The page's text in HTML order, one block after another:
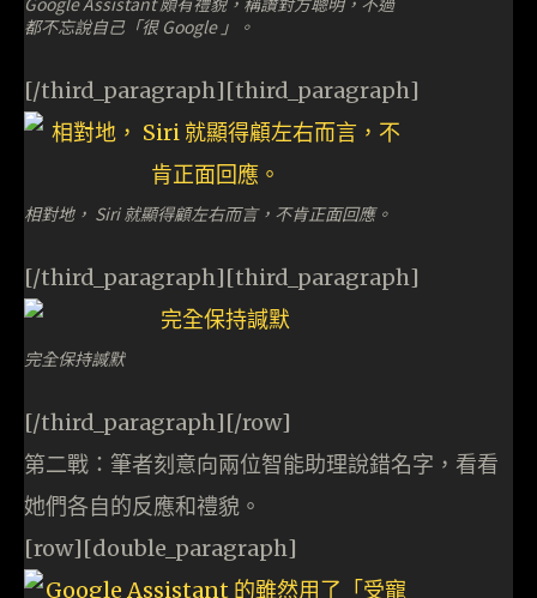
都不忘說自己「很 Google 」。
[/third_paragraph][third_paragraph]
相對地， Siri 就顯得顧左右而言，不肯正面回應。
[/third_paragraph][third_paragraph]
完全保持諴默
[/third_paragraph][/row]
第二戰：筆者刻意向兩位智能助理說錯名字，看看
她們各自的反應和禮貌。
[row][double_paragraph]